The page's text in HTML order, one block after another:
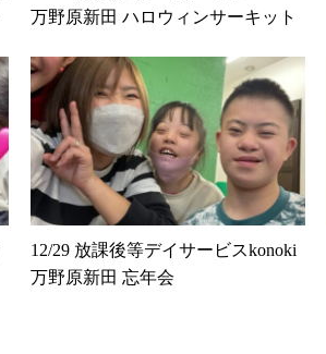
万野原新田 ハロウィンサーキット
12/29 放課後等デイサービスkonoki
万野原新田 忘年会